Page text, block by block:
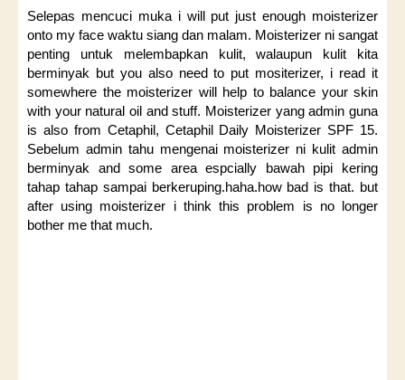
Selepas mencuci muka i will put just enough moisterizer
onto my face waktu siang dan malam. Moisterizer ni sangat
penting untuk melembapkan kulit, walaupun kulit kita
berminyak but you also need to put mositerizer, i read it
somewhere the moisterizer will help to balance your skin
with your natural oil and stuff. Moisterizer yang admin guna
is also from Cetaphil, Cetaphil Daily Moisterizer SPF 15.
Sebelum admin tahu mengenai moisterizer ni kulit admin
berminyak and some area espcially bawah pipi kering
tahap tahap sampai berkeruping.haha.how bad is that. but
after using moisterizer i think this problem is no longer
bother me that much.